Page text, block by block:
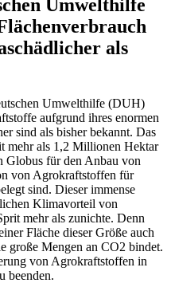
Umwelthilfe
als
Umwelthilfe (DUH)
aufgrund ihres enormen
sind als bisher bekannt. Das
mehr als 1,2 Millionen Hektar
Globus für den Anbau von
von Agrokraftstoffen für
sind. Dieser immense
Klimavorteil von
mehr als zunichte. Denn
Fläche dieser Größe auch
große Mengen an CO2 bindet.
von Agrokraftstoffen in
beenden.